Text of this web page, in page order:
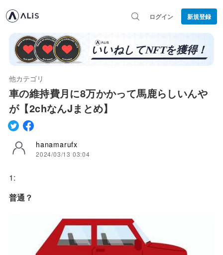
ログイン 新規登録
他カテゴリ
車の維持費月に8万かかって馬鹿らしいんや
が【2chなんJまとめ】
hanamarufx
2024/03/13 03:04
1:
普通？